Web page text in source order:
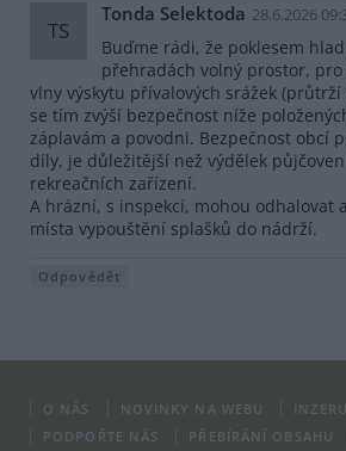
TS
Tonda Selektoda 28.6.2026
Buďme rádi, že poklesem
přehradách volný prostor,
vlny výskytu přívalových srážek
se tím zvýší bezpečnost níže
záplavám a povodni. Bezpečnost obcí
díly, je důležitější než výdělek
rekreačních zařízení.
A hrázní, s inspekcí, mohou odhalovat
místa vypouštění splašků do nádrží.
Odpovědět
O NÁS NOVINKY NA WEBU
PODPOŘTE NÁS
PŘEBÍRÁNÍ OBSAHU